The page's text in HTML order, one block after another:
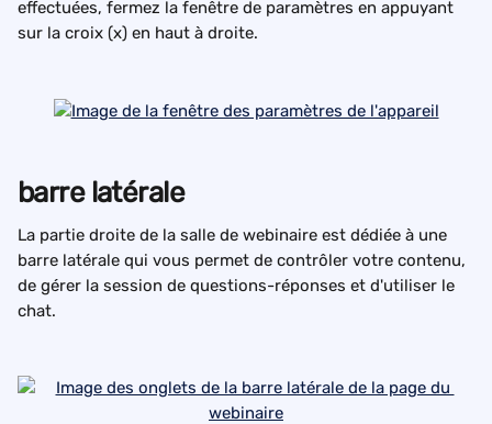
effectuées, fermez la fenêtre de paramètres en appuyant
sur la croix (x) en haut à droite.
barre latérale
La partie droite de la salle de webinaire est dédiée à une
barre latérale qui vous permet de contrôler votre contenu,
de gérer la session de questions-réponses et d'utiliser le
chat.